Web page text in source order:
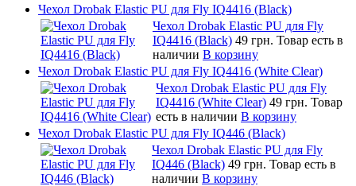
Чехол Drobak Elastic PU для Fly IQ4416 (Black)
Чехол Drobak Elastic PU для Fly
IQ4416 (Black) 49 грн. Товар есть в
наличии В корзину
Чехол Drobak Elastic PU для Fly IQ4416 (White Clear)
Чехол Drobak Elastic PU для Fly
IQ4416 (White Clear) 49 грн. Товар
есть в наличии В корзину
Чехол Drobak Elastic PU для Fly IQ446 (Black)
Чехол Drobak Elastic PU для Fly
IQ446 (Black) 49 грн. Товар есть в
наличии В корзину